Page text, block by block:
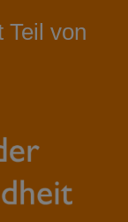
Teil von